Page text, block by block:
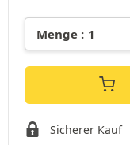
Sicherer Kauf